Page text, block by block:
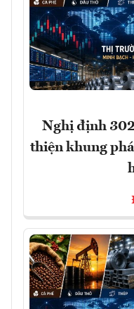
Nghị định
thiện khung